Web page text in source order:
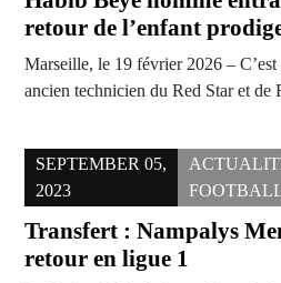
retour de l’enfant
Marseille, le 19 février 2026 –
ancien technicien du Red Star et de
SEPTEMBER 05,
2023
Transfert : Nampalys
retour en ligue 1